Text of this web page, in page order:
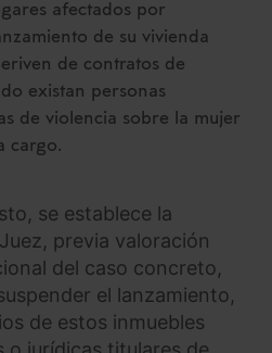
afectados por
de su vivienda
de contratos de
existan personas
de violencia sobre la mujer
cargo.
se establece la
previa valoración
del caso concreto,
el lanzamiento,
de estos inmuebles